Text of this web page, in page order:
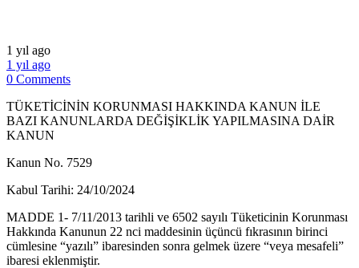
1 yıl ago
1 yıl ago
0 Comments
TÜKETİCİNİN KORUNMASI HAKKINDA KANUN İLE
BAZI KANUNLARDA DEĞİŞİKLİK YAPILMASINA DAİR
KANUN
Kanun No. 7529
Kabul Tarihi: 24/10/2024
MADDE 1- 7/11/2013 tarihli ve 6502 sayılı Tüketicinin Korunması
Hakkında Kanunun 22 nci maddesinin üçüncü fıkrasının birinci
cümlesine “yazılı” ibaresinden sonra gelmek üzere “veya mesafeli”
ibaresi eklenmiştir.